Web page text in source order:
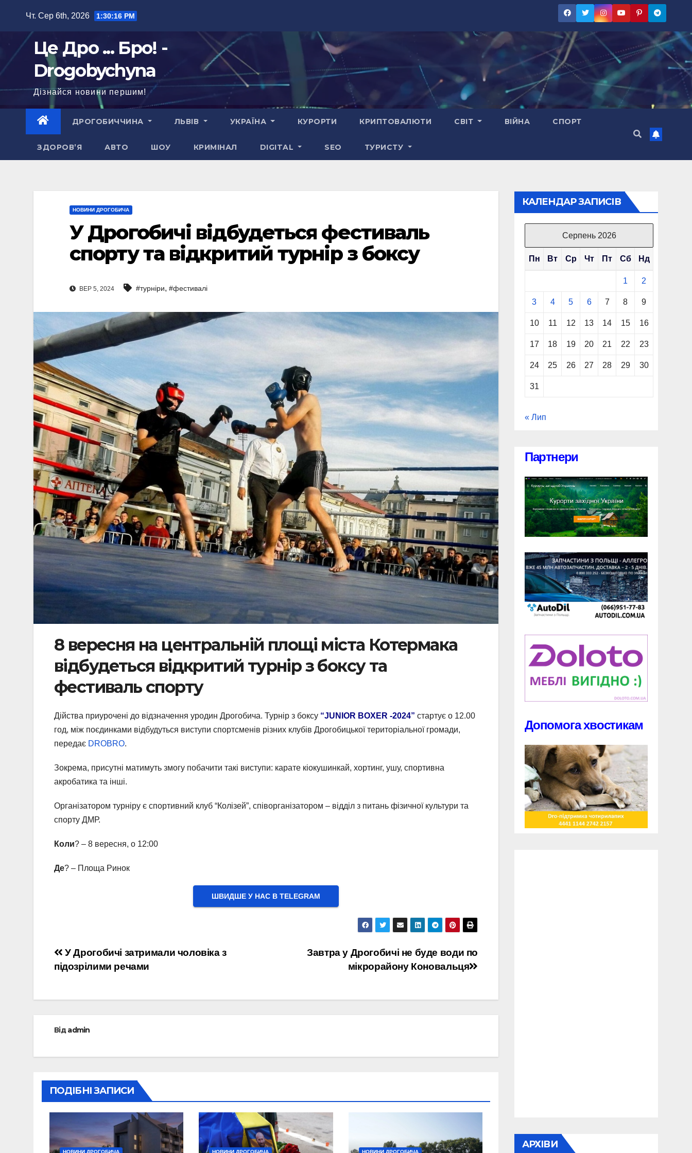
Чт. Сер 6th, 2026 1:30:18 PM
Це Дро ... Бро! -
Drogobychyna
Дізнайся новини першим!
ДРОГОБИЧЧИНА ЛЬВІВ УКРАЇНА КУРОРТИ КРИПТОВАЛЮТИ СВІТ ВІЙНА СПОРТ
ЗДОРОВ’Я АВТО ШОУ КРИМІНАЛ DIGITAL SEO ТУРИСТУ
НОВИНИ ДРОГОБИЧА
У Дрогобичі відбудеться фестиваль
спорту та відкритий турнір з боксу
ВЕР 5, 2024 #турніри, #фестивалі
8 вересня на центральній площі міста Котермака
відбудеться відкритий турнір з боксу та
фестиваль спорту
Дійства приурочені до відзначення уродин Дрогобича. Турнір з боксу “JUNIOR BOXER -2024” стартує о 12.00
год, між поєдинками відбудуться виступи спортсменів різних клубів Дрогобицької територіальної громади,
передає DROBRO.
Зокрема, присутні матимуть змогу побачити такі виступи: карате кіокушинкай, хортинг, ушу, спортивна
акробатика та інші.
Організатором турніру є спортивний клуб “Колізей”, співорганізатором – відділ з питань фізичної культури та
спорту ДМР.
Коли? – 8 вересня, о 12:00
Де? – Площа Ринок
ШВИДШЕ У НАС В ТELEGRAM
Навігація
записів
Завтра у Дрогобичі не буде води по
мікрорайону Коновальця
У Дрогобичі затримали чоловіка з
підозрілими речами
Відadmin
ПОДІБНІ ЗАПИСИ
НОВИНИ ДРОГОБИЧА НОВИНИ ДРОГОБИЧА НОВИНИ ДРОГОБИЧА
КАЛЕНДАР ЗАПИСІВ
Серпень 2026
Пн Вт Ср Чт Пт Сб Нд
1 2
3 4 5 6 7 8 9
10 11 12 13 14 15 16
17 18 19 20 21 22 23
24 25 26 27 28 29 30
31
« Лип
Партнери
Допомога хвостикам
АРХІВИ